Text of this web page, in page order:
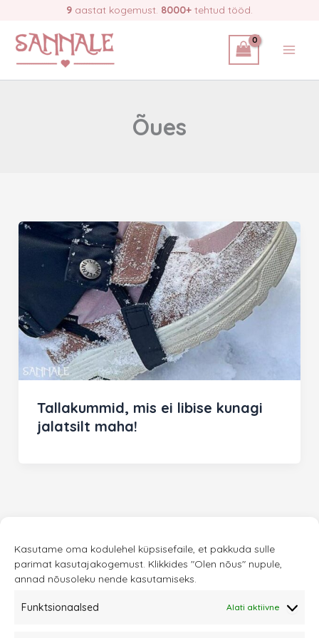
Kasutame oma kodulehel küpsisefaile, et pakkuda sulle
parimat kasutajakogemust. Klikkides "Olen nõus" nupule,
annad nõusoleku nende kasutamiseks.
Funktsionaalsed Alati aktiivne
content
9 aastat kogemust. 8000+ tehtud tööd.
Õues
Tallakummid, mis ei libise kunagi
jalatsilt maha!